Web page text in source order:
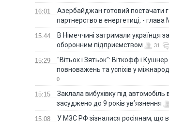
16:01
Азербайджан готовий постачати
партнерство в енергетиці, - глава
15:44
В Німеччині затримали українця
оборонним підприємством
31
15:29
"Вітьок і Зятьок": Віткофф і
повноважень та успіхів у
0
15:15
Заклала вибухівку під автомобіль
засуджено до 9 років ув’язнення
15:08
У МЗС РФ зізналися росіянам, що